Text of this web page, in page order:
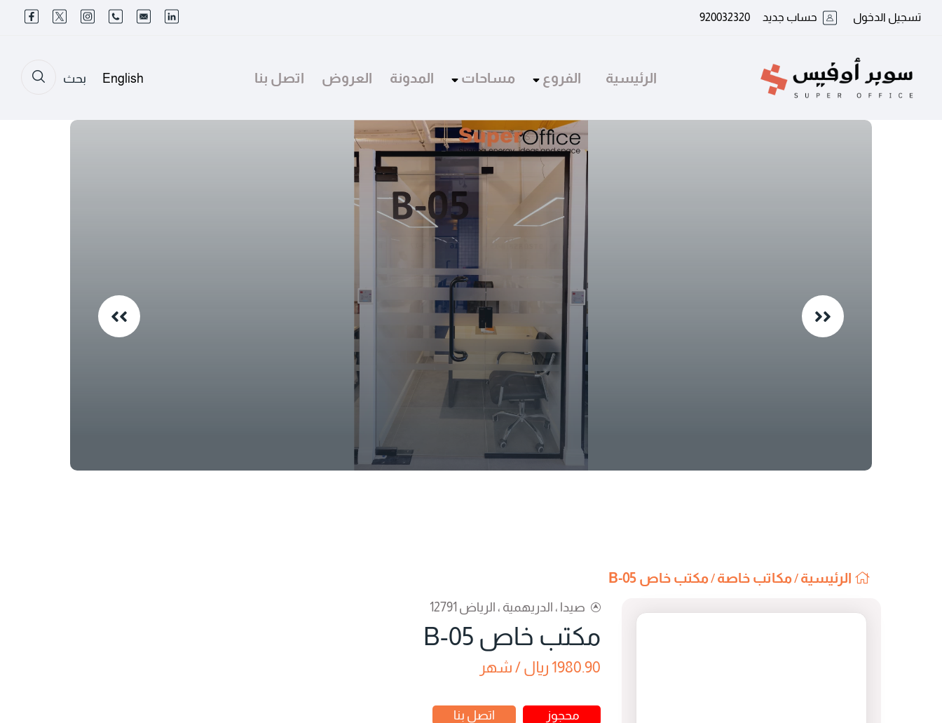
920032320 حساب جديد تسجيل الدخول
الرئيسية الفروع مساحات المدونة العروض اتصل بنا English بحث
الرئيسية /مكاتب خاصة /مكتب خاص B-05
صيدا ، الدريهمية ، الرياض 12791
مكتب خاص B-05
1980.90 ريال / شهر
محجوز اتصل بنا